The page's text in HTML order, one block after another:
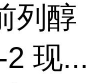
列醇
现...